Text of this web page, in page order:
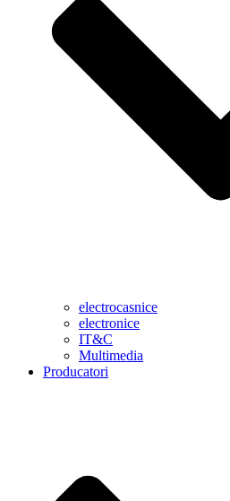
electrocasnice
electronice
IT&C
Multimedia
Producatori